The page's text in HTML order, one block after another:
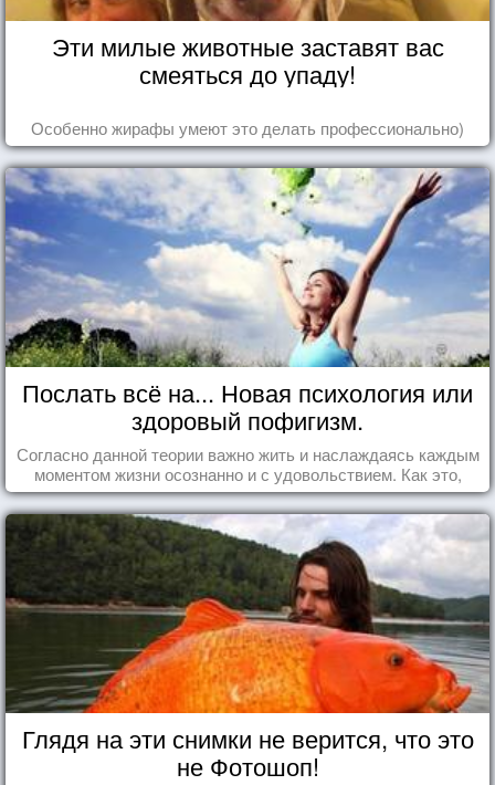
Эти милые животные заставят вас
смеяться до упаду!
Особенно жирафы умеют это делать профессионально)
Послать всё на... Новая психология или
здоровый пофигизм.
Согласно данной теории важно жить и наслаждаясь каждым
моментом жизни осознанно и с удовольствием. Как это,
попробуем разобраться на реальных примерах.
Глядя на эти снимки не верится, что это
не Фотошоп!